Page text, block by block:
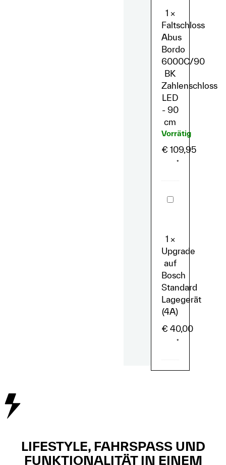
Zahlenschloss
LED
-
90
cm
1 ×
Faltschloss
Abus
Bordo
6000C/90
BK
Zahlenschloss
LED
- 90
cm
Vorrätig
€ 109,95
*
Upgrade
auf
(4A)
1 ×
Upgrade
auf
Bosch
Standard
Lagegerät
(4A)
€ 40,00
*
LIFESTYLE, FAHRSPASS UND
FUNKTIONALITÄT IN EINEM